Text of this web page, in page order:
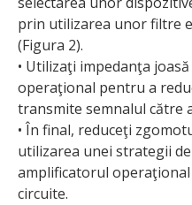
prin utilizarea unor filtre
(Figura 2).
• Utilizaţi impedanţa
operaţional pentru a
transmite semnalul către
• În final, reduceţi
utilizarea unei strategii
amplificatorul
circuite.